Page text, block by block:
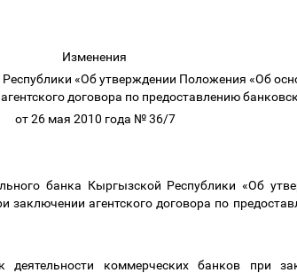
Изменения
«Об утверждении Положения «Об
договора по предоставлению
от 26 мая 2010 года № 36/7
банка Кыргызской Республики «Об
заключении агентского договора по
коммерческих банков при